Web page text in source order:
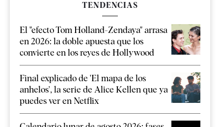
TENDENCIAS
El "efecto Tom Holland-Zendaya" arrasa
en 2026: la doble apuesta que los
convierte en los reyes de Hollywood
Final explicado de 'El mapa de los
anhelos', la serie de Alice Kellen que ya
puedes ver en Netflix